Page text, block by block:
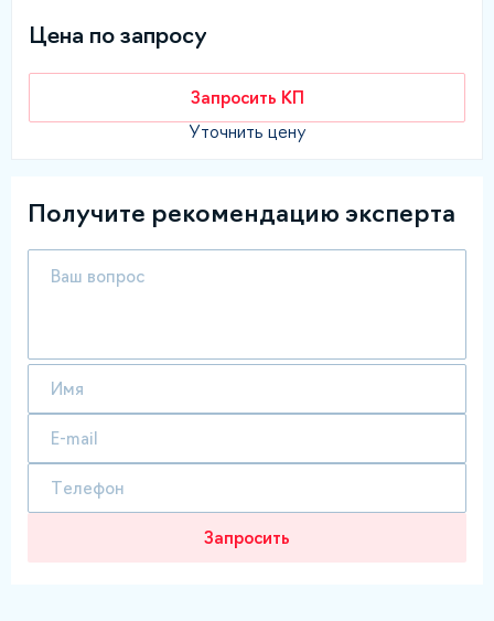
Цена по запросу
Запросить КП
Уточнить цену
Получите рекомендацию эксперта
Запросить